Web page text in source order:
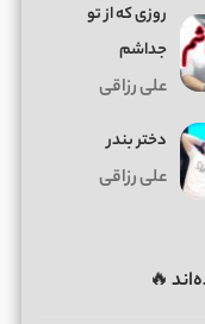
روزی که از تو
جداشم
علی رزاقی
دختر بندر
علی رزاقی
🔥